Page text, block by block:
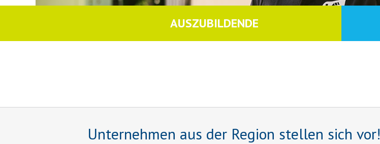
AUSZUBILDENDE
Unternehmen aus der Region stellen sich vor!